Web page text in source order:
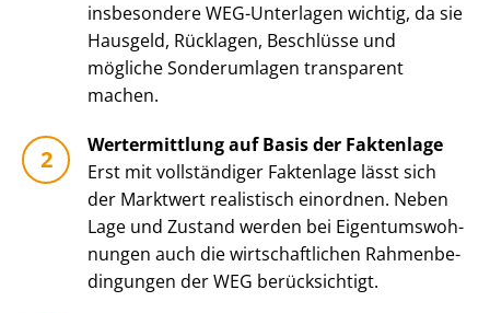
insbesondere WEG-Unterlagen wichtig, da sie
Hausgeld, Rücklagen, Beschlüsse und
mögliche Sonderumlagen transparent
machen.
Wertermittlung auf Basis der Faktenlage
Erst mit vollständiger Faktenlage lässt sich
der Marktwert realistisch einordnen. Neben
Lage und Zustand werden bei Ei­gen­tums­woh­
nun­gen auch die wirt­schaft­li­chen Rah­men­be­
din­gun­gen der WEG berücksichtigt.